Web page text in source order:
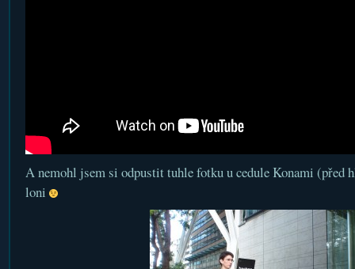
A nemohl jsem si odpustit tuhle fotku u cedule Konami (před
loni